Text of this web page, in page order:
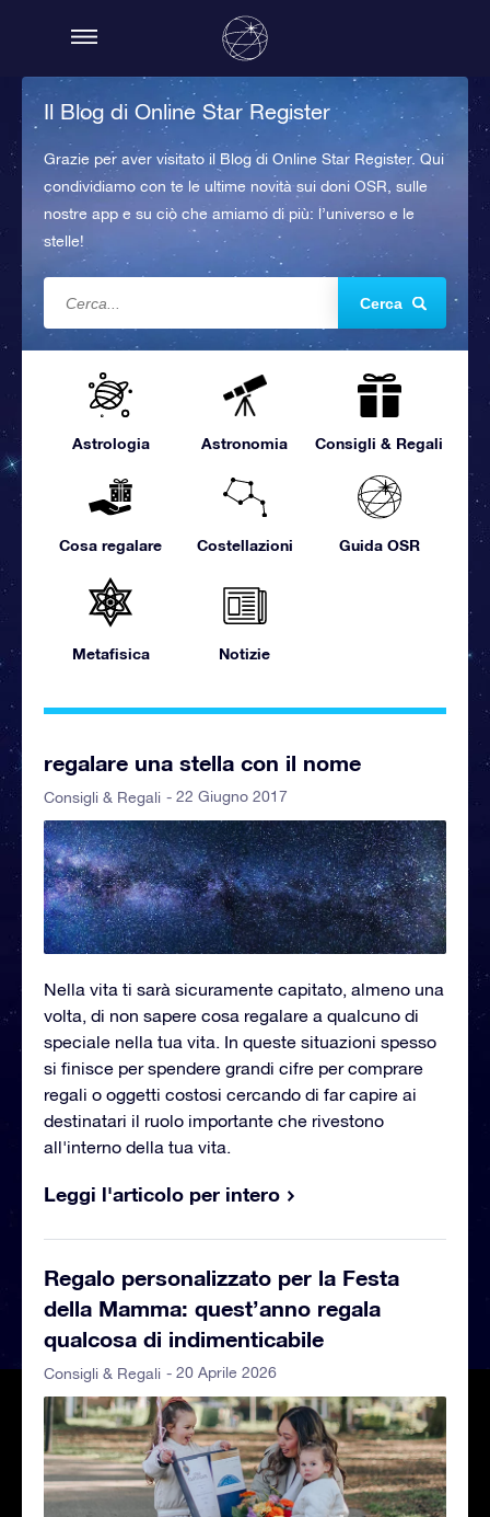
Il Blog di Online Star Register
Grazie per aver visitato il Blog di Online Star Register. Qui
condividiamo con te le ultime novità sui doni OSR, sulle
nostre app e su ciò che amiamo di più: l’universo e le
stelle!
Cerca
Astrologia Astronomia Consigli & Regali
Cosa regalare Costellazioni Guida OSR
Metafisica Notizie
regalare una stella con il nome
Consigli & Regali - 22 Giugno 2017
Nella vita ti sarà sicuramente capitato, almeno una
volta, di non sapere cosa regalare a qualcuno di
speciale nella tua vita. In queste situazioni spesso
si finisce per spendere grandi cifre per comprare
regali o oggetti costosi cercando di far capire ai
destinatari il ruolo importante che rivestono
all'interno della tua vita.
Leggi l'articolo per intero
Regalo personalizzato per la Festa
della Mamma: quest’anno regala
qualcosa di indimenticabile
Consigli & Regali - 20 Aprile 2026